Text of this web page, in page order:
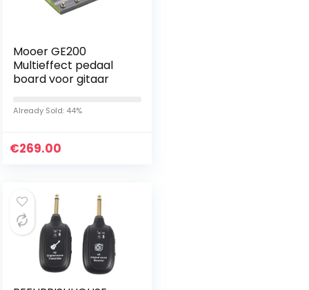
Mooer GE200
Multieffect pedaal
board voor gitaar
Already Sold: 44%
€269.00